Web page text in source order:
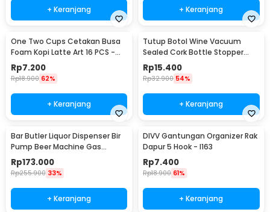
+ Keranjang + Keranjang
One Two Cups Cetakan Busa
Foam Kopi Latte Art 16 PCS -
JJYE01
Rp7.200
Rp18.900 62%
+ Keranjang
Tutup Botol Wine Vacuum
Sealed Cork Bottle Stopper
Stainless Steel - G94529
Rp15.400
Rp32.900 54%
+ Keranjang
Bar Butler Liquor Dispenser Bir
Pump Beer Machine Gas
Station 900ml - P-36
Rp173.000
Rp255.900 33%
+ Keranjang
DIVV Gantungan Organizer Rak
Dapur 5 Hook - I163
Rp7.400
Rp18.900 61%
+ Keranjang